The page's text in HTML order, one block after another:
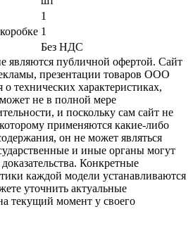
1
1
Без НДС
являются публичной офертой. Сайт
презентации товаров ООО
технических характеристиках,
не в полной мере
и поскольку сам сайт не
применяются какие-либо
он не может являться
и иные органы могут
Конкретные
каждой модели устанавливаются
уточнить актуальные
текущий момент у своего